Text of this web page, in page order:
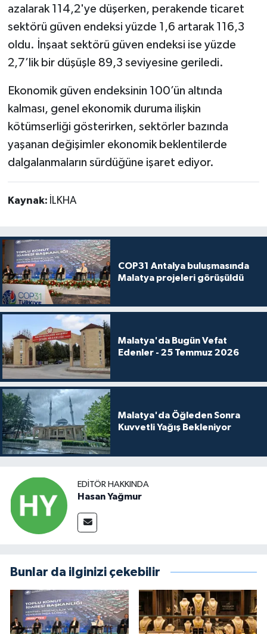
azalarak 114,2'ye düşerken, perakende ticaret
sektörü güven endeksi yüzde 1,6 artarak 116,3
oldu. İnşaat sektörü güven endeksi ise yüzde
2,7’lik bir düşüşle 89,3 seviyesine geriledi.
Ekonomik güven endeksinin 100’ün altında
kalması, genel ekonomik duruma ilişkin
kötümserliği gösterirken, sektörler bazında
yaşanan değişimler ekonomik beklentilerde
dalgalanmaların sürdüğüne işaret ediyor.
Kaynak: İLKHA
COP31 Antalya buluşmasında
Malatya projeleri görüşüldü
Malatya'da Bugün Vefat
Edenler - 25 Temmuz 2026
Malatya'da Öğleden Sonra
Kuvvetli Yağış Bekleniyor
EDITÖR HAKKINDA
Hasan Yağmur
Bunlar da ilginizi çekebilir